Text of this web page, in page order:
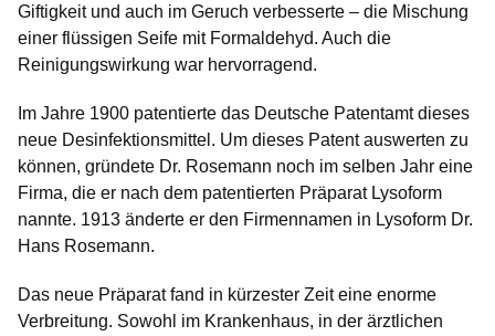
Giftigkeit und auch im Geruch verbesserte – die Mischung
einer flüssigen Seife mit Formaldehyd. Auch die
Reinigungswirkung war hervorragend.
Im Jahre 1900 patentierte das Deutsche Patentamt dieses
neue Desinfektionsmittel. Um dieses Patent auswerten zu
können, gründete Dr. Rosemann noch im selben Jahr eine
Firma, die er nach dem patentierten Präparat Lysoform
nannte. 1913 änderte er den Firmennamen in Lysoform Dr.
Hans Rosemann.
Das neue Präparat fand in kürzester Zeit eine enorme
Verbreitung. Sowohl im Krankenhaus, in der ärztlichen